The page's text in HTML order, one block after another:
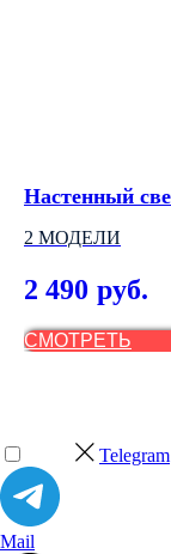
Настенный
2 МОДЕЛИ
2 490 руб.
СМОТРЕТЬ
Telegram
Mail